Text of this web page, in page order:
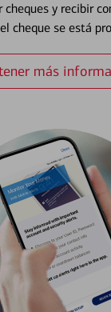
cheques y recibir
cheque se está
más